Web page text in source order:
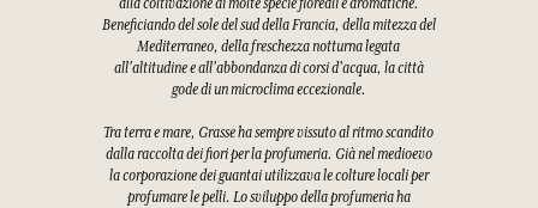
alla coltivazione di molte specie floreali e aromatiche.
Beneficiando del sole del sud della Francia, della mitezza del
Mediterraneo, della freschezza notturna legata
all'altitudine e all'abbondanza di corsi d'acqua, la città
gode di un microclima eccezionale.
Tra terra e mare, Grasse ha sempre vissuto al ritmo scandito
dalla raccolta dei fiori per la profumeria. Già nel medioevo
la corporazione dei guantai utilizzava le colture locali per
profumare le pelli. Lo sviluppo della profumeria ha